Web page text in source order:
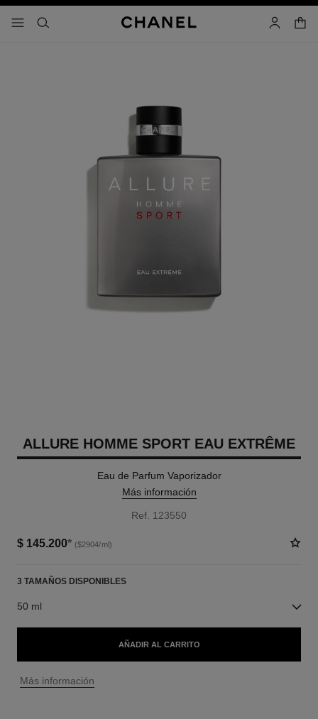
- navegación principal
buscar cuenta
ALLURE HOMME SPORT EAU EXTRÊME
Eau de Parfum Vaporizador
Más información
Ref. 123550
$ 145.200* ($2904/ml)
3 TAMAÑOS DISPONIBLES
50 ml
AÑADIR AL CARRITO
↩
Más información